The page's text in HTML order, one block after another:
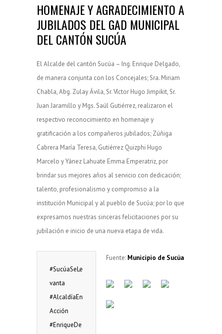
HOMENAJE Y AGRADECIMIENTO A
JUBILADOS DEL GAD MUNICIPAL
DEL CANTÓN SUCÚA
El Alcalde del cantón Sucúa – Ing. Enrique Delgado,
de manera conjunta con los Concejales; Sra. Miriam
Chabla, Abg. Zulay Ávila, Sr. Víctor Hugo Jimpikit, Sr.
Juan Jaramillo y Mgs. Saúl Gutiérrez, realizaron el
respectivo reconocimiento en homenaje y
gratificación a los compañeros jubilados; Zúñiga
Cabrera María Teresa, Gutiérrez Quizphi Hugo
Marcelo y Yánez Lahuate Emma Emperatriz, por
brindar sus mejores años al servicio con dedicación;
talento, profesionalismo y compromiso a la
institución Municipal y al pueblo de Sucúa; por lo que
expresamos nuestras sinceras felicitaciones por su
jubilación e inicio de una nueva etapa de vida.
#SucúaSeLe
vanta
#AlcaldíaEn
Acción
#EnriqueDe
Fuente: Municipio de Sucúa